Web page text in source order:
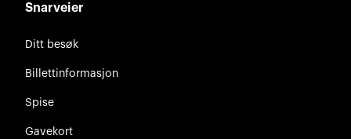
Snarveier
Ditt besøk
Billettinformasjon
Spise
Gavekort